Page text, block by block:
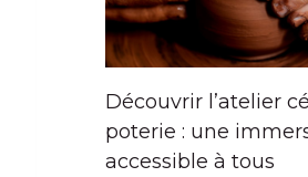
Découvrir l’atelier
poterie : une
accessible à tous